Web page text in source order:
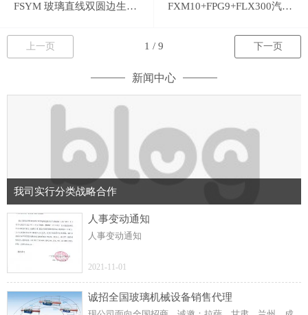
FSYM 玻璃直线双圆边生产线 FXM10+FPG9+FLX300汽车后视镜磨边线
上一页 下一页
新闻中心
我司实行分类战略合作
人事变动通知
人事变动通知
2021-11-01
诚招全国玻璃机械设备销售代理